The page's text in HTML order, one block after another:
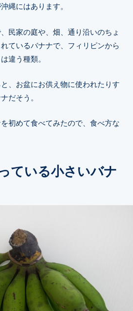
縄にはあります。
民家の庭や、畑、通り沿いのちょ
ているバナナで、フィリピンから
違う種類。
、お盆にお供え物に使われたりす
だそう。
初めて食べてみたので、食べ方な
ている小さいバナ